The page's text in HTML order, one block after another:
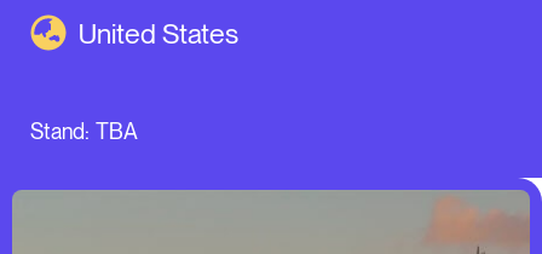
United States
Stand: TBA